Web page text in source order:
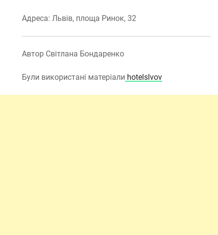
Адреса: Львів, площа Ринок, 32
Автор Світлана Бондаренко
Були використані матеріали hotelslvov